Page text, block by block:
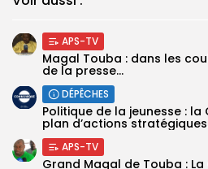
APS-TV
Magal Touba : dans les
de la presse...
DÉPÊCHES
Politique de la jeunesse : la
plan d’actions
APS-TV
Grand Magal de Touba : La